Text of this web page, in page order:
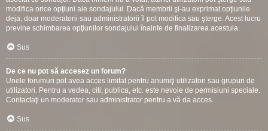
modifica orice opţiuni ale sondajului. Dacă membrii şi-au exprimat opţiunile
deja, doar moderatorii sau administratorii îl pot modifica sau şterge. Acest lucru
previne schimbarea opţiunilor sondajului înainte de finalizarea acestuia.
Sus
De ce nu pot să accesez un forum?
Unele forumuri pot avea acces limitat pentru anumiţi utilizatori sau grupuri de
utilizatori. Pentru a vedea, citi, publica, etc. este nevoie de permisiuni speciale.
Contactaţi un moderator sau administrator pentru a vă da acces.
Sus